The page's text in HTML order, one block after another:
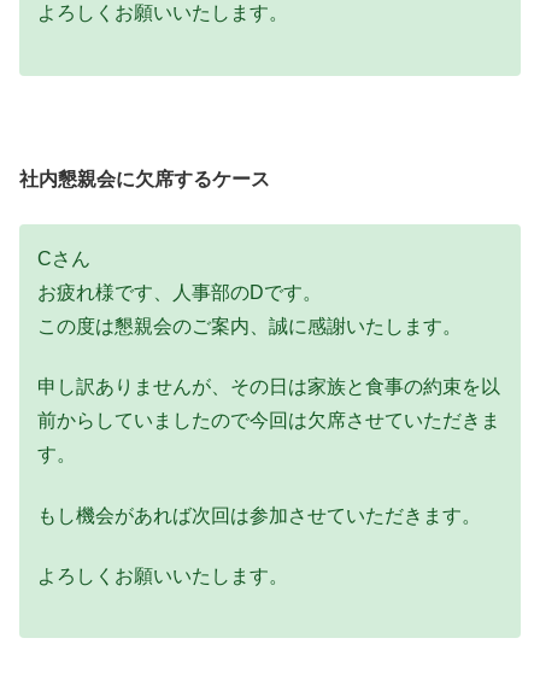
よろしくお願いいたします。
社内懇親会に欠席するケース
Cさん
お疲れ様です、人事部のDです。
この度は懇親会のご案内、誠に感謝いたします。
申し訳ありませんが、その日は家族と食事の約束を以
前からしていましたので今回は欠席させていただきま
す。
もし機会があれば次回は参加させていただきます。
よろしくお願いいたします。